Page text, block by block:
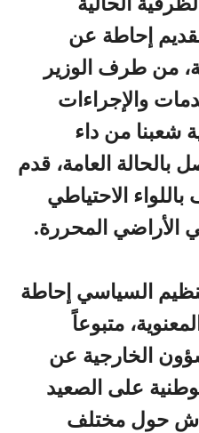
إحاطة عن
من طرف الوزير
والإجراءات
شعبنا من داء
العامة، قدم
باللواء الاحتياطي
الأراضي المحررة.
السياسي إحاطة
متبوعاً
الخارجية عن
على الصعيد
حول مختلف